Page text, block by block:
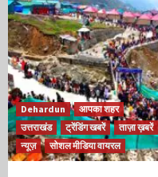
Dehardun
आपका शहर
उत्तराखंड
ट्रेंडिंग खबरें
ताज़ा ख़बरें
न्यूज़
सोशल मीडिया वायरल